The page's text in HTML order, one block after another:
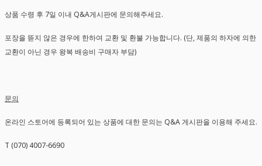
상품 수령 후 7일 이내 Q&A게시판에 문의해주세요.
포장을 뜯지 않은 경우에 한하여 교환 및 환불 가능합니다. (단, 제품의 하자에 의한
교환이 아닌 경우 왕복 배송비 구매자 부담)
문의
온라인 스토어에 등록되어 있는 상품에 대한 문의는 Q&A 게시판을 이용해 주세요.
T (070) 4007-6690